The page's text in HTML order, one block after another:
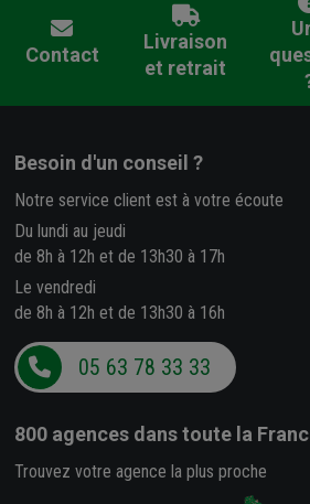
Contact
Livraison
et retrait
Besoin d'un conseil ?
Notre service client est à votre écoute
Du lundi au jeudi
de 8h à 12h et de 13h30 à 17h
Le vendredi
de 8h à 12h et de 13h30 à 16h
05 63 78 33 33
800 agences dans toute la
Trouvez votre agence la plus proche